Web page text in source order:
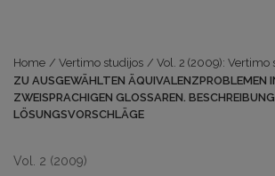
Home / Vertimo studijos / Vol. 2 (2009): Vertimo
ZU AUSGEWÄHLTEN ÄQUIVALENZPROBLEMEN
ZWEISPRACHIGEN GLOSSAREN.
LÖSUNGSVORSCHLÄGE
Vol. 2 (2009)